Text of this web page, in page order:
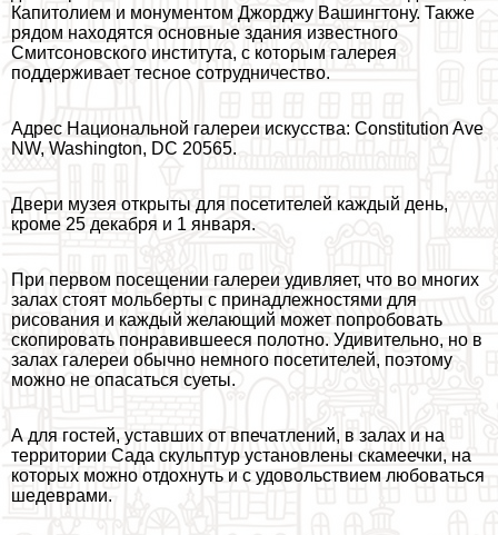
Капитолием и монументом Джорджу Вашингтону. Также
рядом находятся основные здания известного
Смитсоновского института, с которым галерея
поддерживает тесное сотрудничество.
Адрес Национальной галереи искусства: Constitution Ave
NW, Washington, DC 20565.
Двери музея открыты для посетителей каждый день,
кроме 25 декабря и 1 января.
При первом посещении галереи удивляет, что во многих
залах стоят мольберты с принадлежностями для
рисования и каждый желающий может попробовать
скопировать понравившееся полотно. Удивительно, но в
залах галереи обычно немного посетителей, поэтому
можно не опасаться суеты.
А для гостей, уставших от впечатлений, в залах и на
территории Сада скульптур установлены скамеечки, на
которых можно отдохнуть и с удовольствием любоваться
шедеврами.